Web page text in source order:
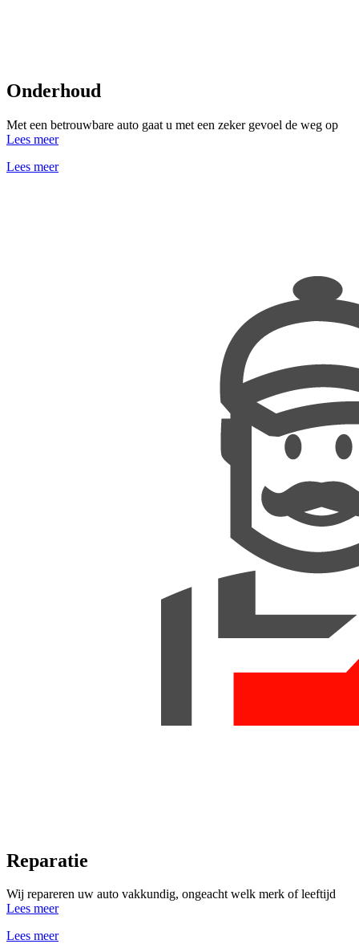
Onderhoud
Met een betrouwbare auto gaat u met een zeker gevoel de weg op
Lees meer
Lees meer
Reparatie
Wij repareren uw auto vakkundig, ongeacht welk merk of leeftijd
Lees meer
Lees meer